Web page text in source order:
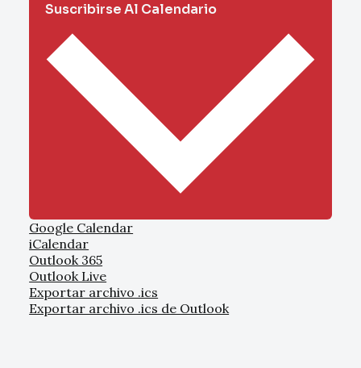
Suscribirse Al Calendario
Google Calendar
iCalendar
Outlook 365
Outlook Live
Exportar archivo .ics
Exportar archivo .ics de Outlook